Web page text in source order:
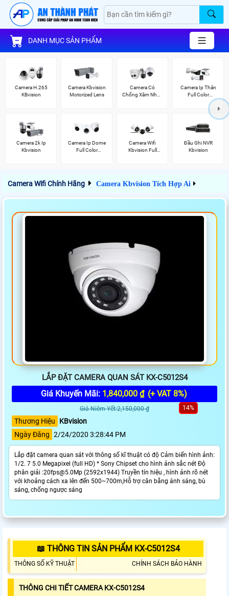
DANH MỤC SẢN PHẨM
Camera H.265
KBvision
Camera Kbvision
Motorized Lens
Camera Có
Chống Xâm Nhập
Camera Ip Thân
Full Color
Camera 2k Ip
Kbvision
Camera Ip Dome
Full Color
Camera Wifi
Kbvision Full
Đầu Ghi NVR
Kbvision
Camera Wifi Chính Hãng Camera Kbvision Tích Hợp Ai
LẮP ĐẶT CAMERA QUAN SÁT KX-C5012S4
Giá Khuyến Mãi: 1,840,000 ₫ (+ VAT 8%)
Giá Niêm Yết:2,150,000 ₫ 14%
Thương Hiệu
KBvision
Ngày Đăng 2/24/2020 3:28:44 PM
Lắp đặt camera quan sát với thông số kĩ thuật có độ Cảm biến hình ảnh:
1/2. 7 5.0 Megapixel (full HD) * Sony Chipset cho hình ảnh sắc nét Độ
phân giải :20fps@5.0Mp (2592x1944) Truyền tín hiệu , hình ảnh rõ nét
với khoảng cách xa lên đến 500~700m,Hỗ trợ cân bằng ánh sáng, bù
sáng, chống ngược sáng
📖 THÔNG TIN SẢN PHẨM KX-C5012S4
THÔNG SỐ KỸ THUẬT CHÍNH SÁCH BẢO HÀNH
THÔNG CHI TIẾT CAMERA KX-C5012S4